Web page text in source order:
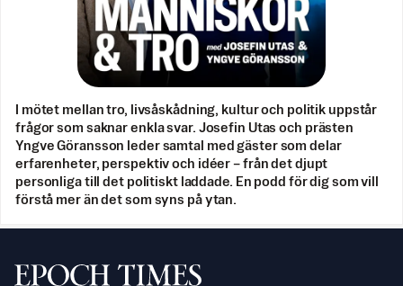
I mötet mellan tro, livsåskådning, kultur och politik uppstår
frågor som saknar enkla svar. Josefin Utas och prästen
Yngve Göransson leder samtal med gäster som delar
erfarenheter, perspektiv och idéer – från det djupt
personliga till det politiskt laddade. En podd för dig som vill
förstå mer än det som syns på ytan.
Svenska Epoch Times